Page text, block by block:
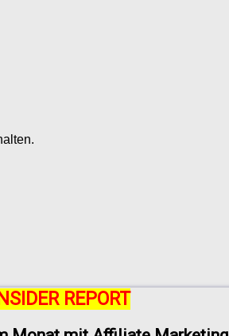
REPORT